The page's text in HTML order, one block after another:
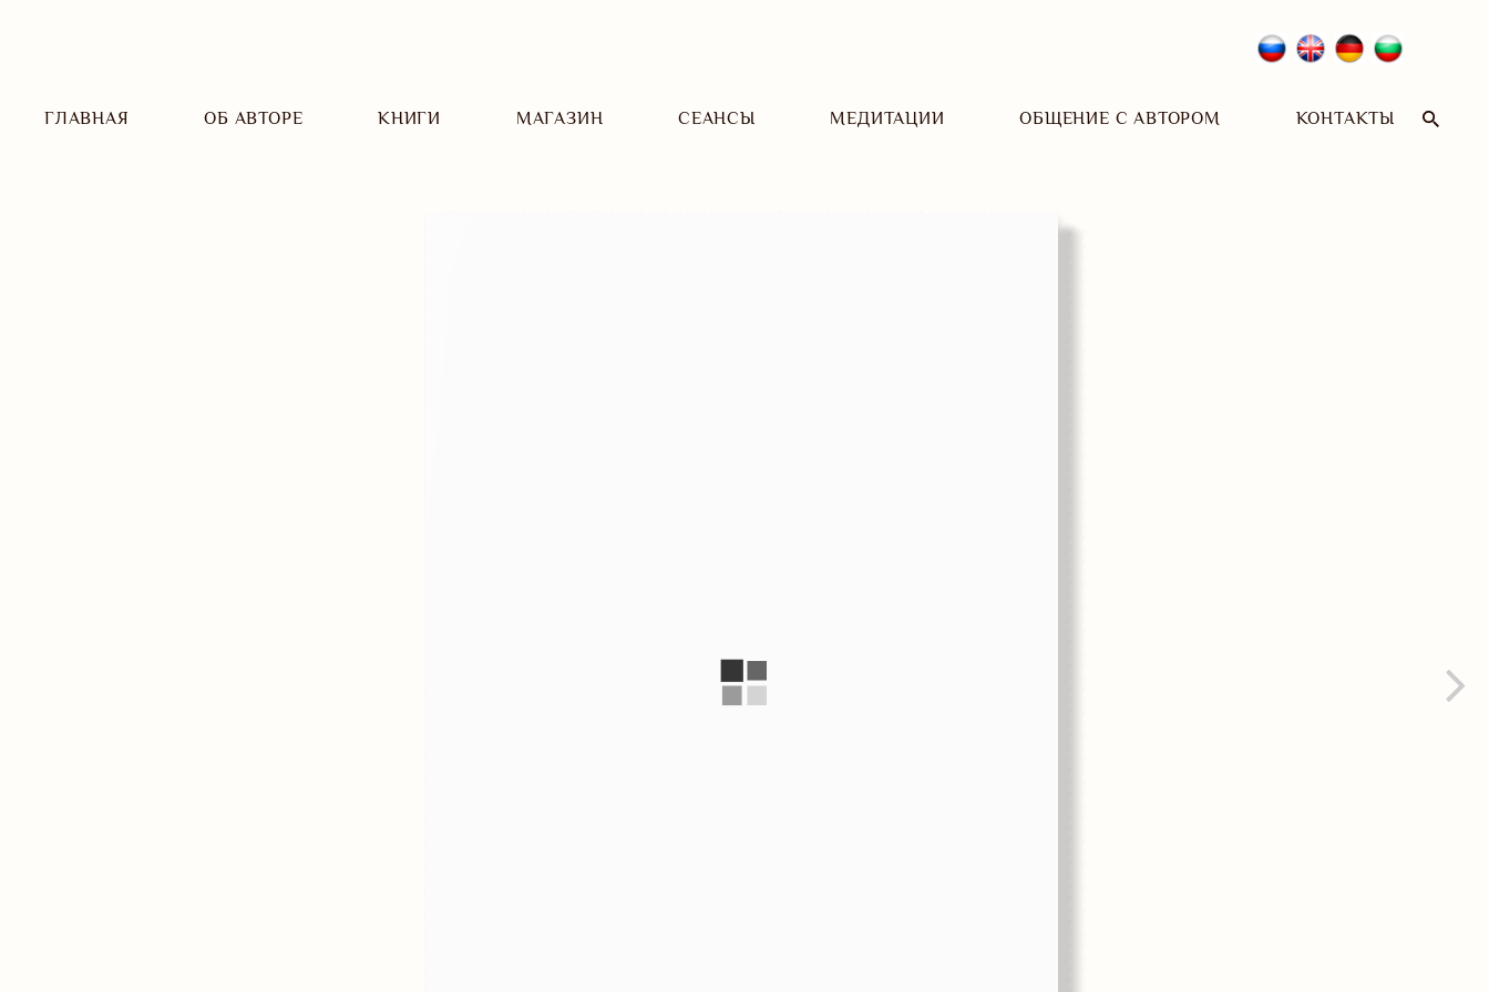
ГЛАВНАЯ ОБ АВТОРЕ КНИГИ МАГАЗИН CЕАНСЫ МЕДИТАЦИИ ОБЩЕНИЕ С АВТОРОМ КОНТАКТЫ